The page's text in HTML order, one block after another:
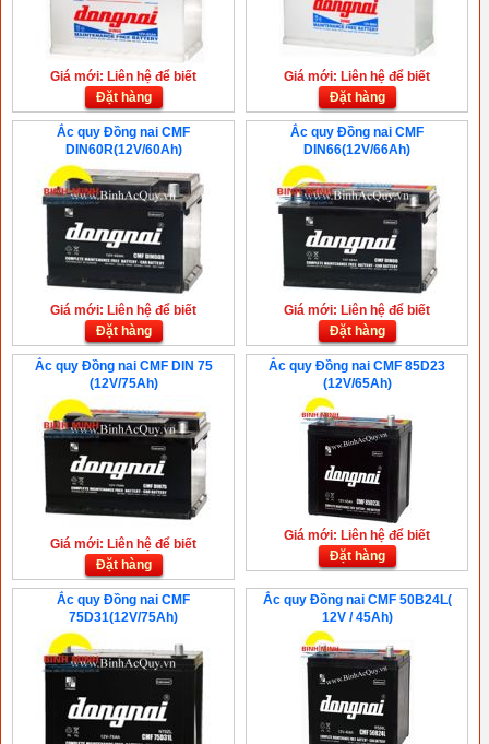
Giá mới: Liên hệ để biết
Đặt hàng
Giá mới: Liên hệ để biết
Đặt hàng
Ắc quy Đồng nai CMF
DIN60R(12V/60Ah)
Giá mới: Liên hệ để biết
Đặt hàng
Ắc quy Đồng nai CMF
DIN66(12V/66Ah)
Giá mới: Liên hệ để biết
Đặt hàng
Ắc quy Đồng nai CMF DIN 75
(12V/75Ah)
Giá mới: Liên hệ để biết
Đặt hàng
Ắc quy Đồng nai CMF 85D23
(12V/65Ah)
Giá mới: Liên hệ để biết
Đặt hàng
Ắc quy Đồng nai CMF
75D31(12V/75Ah)
Ắc quy Đồng nai CMF 50B24L(
12V / 45Ah)